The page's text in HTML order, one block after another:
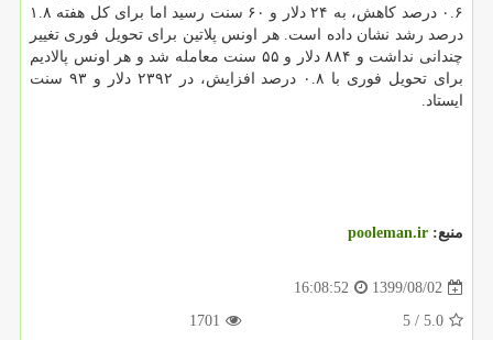
۰.۶ درصد کاهش، به ۲۴ دلار و ۶۰ سنت رسید اما برای کل هفته ۱.۸
درصد رشد نشان داده است. هر اونس پلاتین برای تحویل فوری تغییر
چندانی نداشت و ۸۸۴ دلار و ۵۵ سنت معامله شد و هر اونس پالادیم
برای تحویل فوری با ۰.۸ درصد افزایش، در ۲۳۹۲ دلار و ۹۳ سنت
ایستاد.
منبع: pooleman.ir
1399/08/02
16:08:52
5.0
/ 5
1701